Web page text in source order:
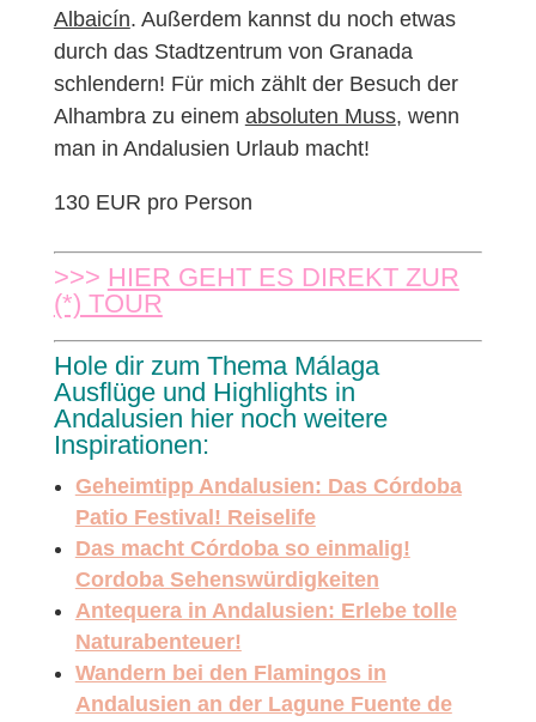
Albaicín. Außerdem kannst du noch etwas
durch das Stadtzentrum von Granada
schlendern! Für mich zählt der Besuch der
Alhambra zu einem absoluten Muss, wenn
man in Andalusien Urlaub macht!
130 EUR pro Person
>>> HIER GEHT ES DIREKT ZUR
(*) TOUR
Hole dir zum Thema Málaga
Ausflüge und Highlights in
Andalusien hier noch weitere
Inspirationen:
Geheimtipp Andalusien: Das Córdoba
Patio Festival! Reiselife
Das macht Córdoba so einmalig!
Cordoba Sehenswürdigkeiten
Antequera in Andalusien: Erlebe tolle
Naturabenteuer!
Wandern bei den Flamingos in
Andalusien an der Lagune Fuente de